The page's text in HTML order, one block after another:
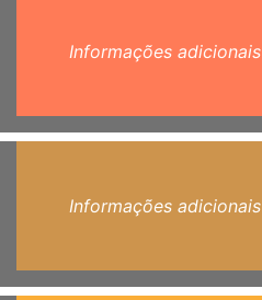
Informações adicionais
Informações adicionais